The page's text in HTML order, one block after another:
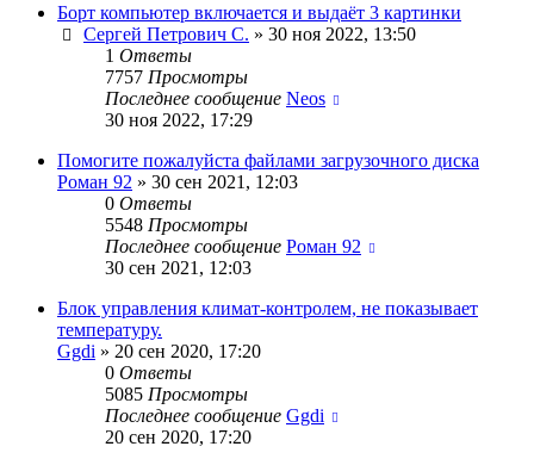
Борт компьютер включается и выдаёт 3 картинки
Сергей Петрович С. » 30 ноя 2022, 13:50
1 Ответы
7757 Просмотры
Последнее сообщение Neos
30 ноя 2022, 17:29
Помогите пожалуйста файлами загрузочного диска
Роман 92 » 30 сен 2021, 12:03
0 Ответы
5548 Просмотры
Последнее сообщение Роман 92
30 сен 2021, 12:03
Блок управления климат-контролем, не показывает
температуру.
Ggdi » 20 сен 2020, 17:20
0 Ответы
5085 Просмотры
Последнее сообщение Ggdi
20 сен 2020, 17:20